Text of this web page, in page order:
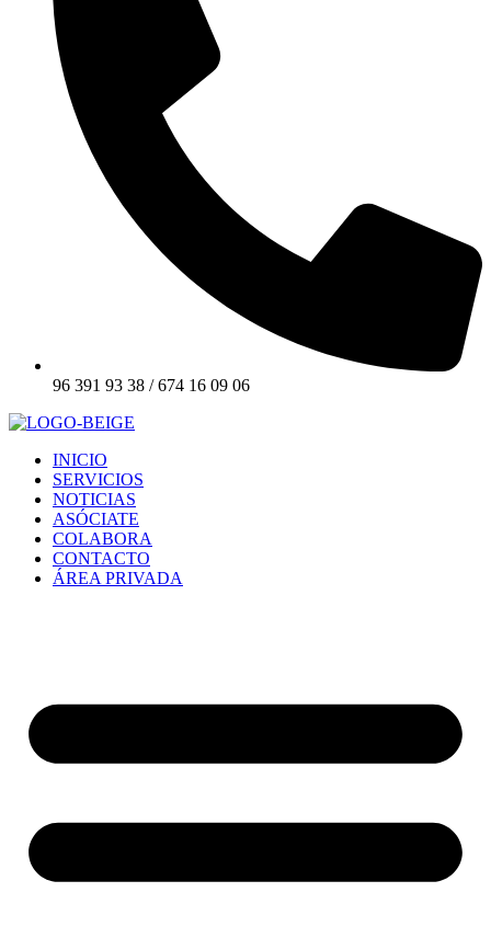
96 391 93 38 / 674 16 09 06
INICIO
SERVICIOS
NOTICIAS
ASÓCIATE
COLABORA
CONTACTO
ÁREA PRIVADA